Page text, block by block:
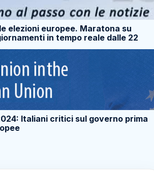
elezioni europee. Maratona su
in tempo reale dalle 22
Italiani critici sul governo prima